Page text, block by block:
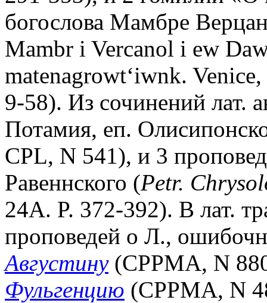
богослова Мамбре
Mambr i Vercanol i ew
matenagrowt‘iwnk.
9-58). Из сочинений лат.
Потамия, еп.
CPL, N 541), и 3
Равеннского (Petr.
24A. P. 372-392). В лат.
проповедей о Л.,
Августину(CPPMA, N
Фульгенцию (CPPMA, N